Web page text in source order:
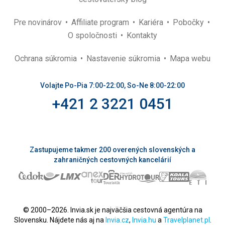
Pre novinárov Affiliate program Kariéra
Pobočky
O spoločnosti
Kontakty
Ochrana súkromia Nastavenie súkromia Mapa webu
Volajte Po-Pia 7:00-22:00, So-Ne 8:00-22:00
+421 2 3221 0451
Zastupujeme takmer 200 overených slovenských a
zahraničných cestovných kancelárií
© 2000–2026. Invia.sk je najväčšia cestovná agentúra na
Slovensku. Nájdete nás aj na Invia.cz, Invia.hu a Travelplanet.pl